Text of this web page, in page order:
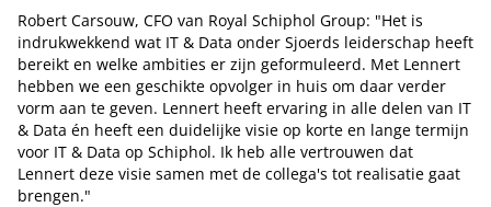
Robert Carsouw, CFO van Royal Schiphol Group: "Het is
indrukwekkend wat IT & Data onder Sjoerds leiderschap heeft
bereikt en welke ambities er zijn geformuleerd. Met Lennert
hebben we een geschikte opvolger in huis om daar verder
vorm aan te geven. Lennert heeft ervaring in alle delen van IT
& Data én heeft een duidelijke visie op korte en lange termijn
voor IT & Data op Schiphol. Ik heb alle vertrouwen dat
Lennert deze visie samen met de collega's tot realisatie gaat
brengen."